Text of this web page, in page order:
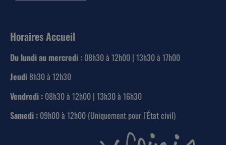
Horaires Accueil
Du lundi au mercredi : 08h30 à 12h00 | 13h30 à 17h00
Jeudi 8h30 à 12h30
Vendredi : 08h30 à 12h00 | 13h30 à 16h30
Samedi : 09h00 à 12h00 (Uniquement pour l’État civil)